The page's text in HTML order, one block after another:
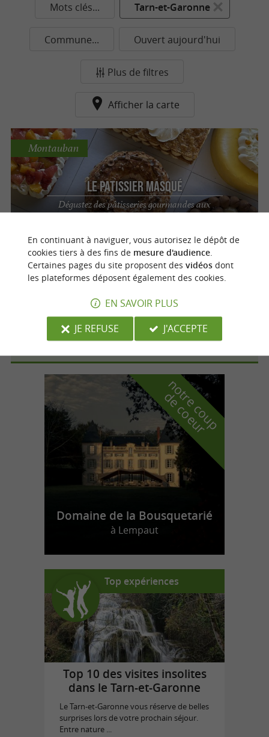
Mots clés... Tarn-et-Garonne
Commune... Ouvert aujourd'hui
Plus de filtres
Afficher la carte
Le Patissier Masqué
Dégustez des pâtisseries gourmandes aux
saveurs inédites à Montauban
Montauban
Sweet Délices
Montauban
n
o
t
r
e
c
o
u
p
d
e
c
o
e
u
r
Domaine de la Bousquetarié
à Lempaut
Top expériences
Top 10 des visites insolites
dans le Tarn-et-Garonne
Le Tarn-et-Garonne vous réserve de belles
surprises lors de votre prochain séjour.
Entre nature ...
En continuant à naviguer, vous autorisez le dépôt de
cookies tiers à des fins de mesure d'audience.
Certaines pages du site proposent des vidéosdont
les plateformes déposent également des cookies.
EN SAVOIR PLUS
JE REFUSE
J'ACCEPTE